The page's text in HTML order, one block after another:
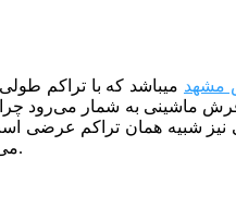
مشهد می­باشد که با تراکم طولی 2100 تولید شده است.
ماشینی به شمار می‌رود
شبیه همان تراکم عرضی است
می‌شود فرشی تراکم 2100 دارد به این معنی است که در 10 سانتی متر از طول فرش باید 105 گره وجود داشته باشد.